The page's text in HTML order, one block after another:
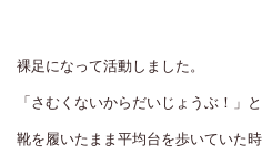
裸足になって活動しました。
「さむくないからだいじょうぶ！」
靴を履いたまま平均台を歩いていた